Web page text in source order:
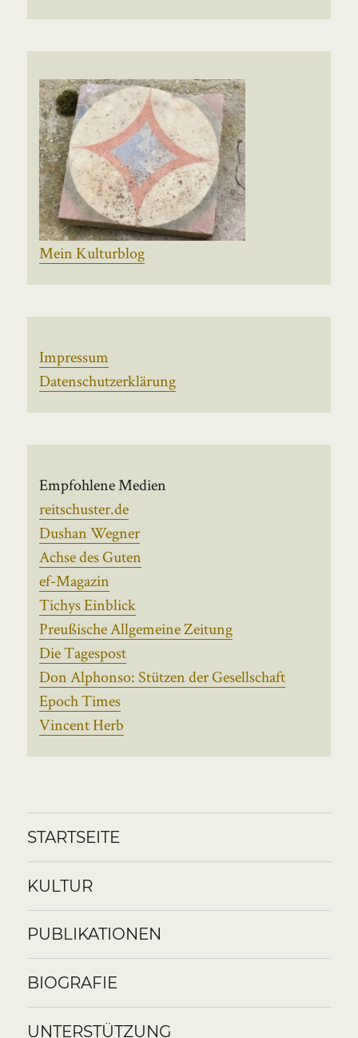
Mein Kulturblog
Impressum
Datenschutzerklärung
Empfohlene Medien
reitschuster.de
Dushan Wegner
Achse des Guten
ef-Magazin
Tichys Einblick
Preußische Allgemeine Zeitung
Die Tagespost
Don Alphonso: Stützen der Gesellschaft
Epoch Times
Vincent Herb
STARTSEITE
KULTUR
PUBLIKATIONEN
BIOGRAFIE
UNTERSTÜTZUNG